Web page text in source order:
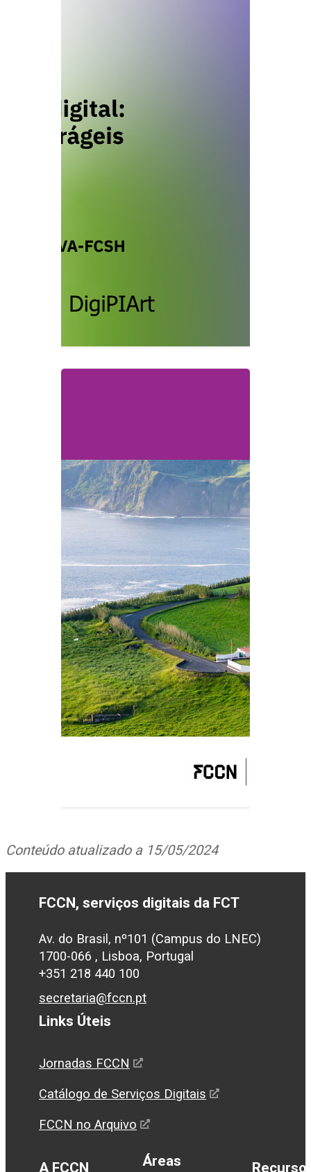
Conteúdo atualizado a 15/05/2024
FCCN, serviços digitais da FCT
Av. do Brasil, nº101 (Campus do LNEC)
1700-066 , Lisboa, Portugal
+351 218 440 100
secretaria@fccn.pt
Links Úteis
Jornadas FCCN
Catálogo de Serviços Digitais
FCCN no Arquivo
A FCCN
Áreas